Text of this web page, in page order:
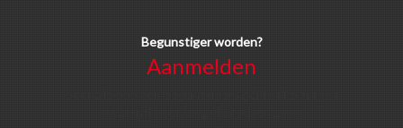
Begunstiger worden?
Aanmelden